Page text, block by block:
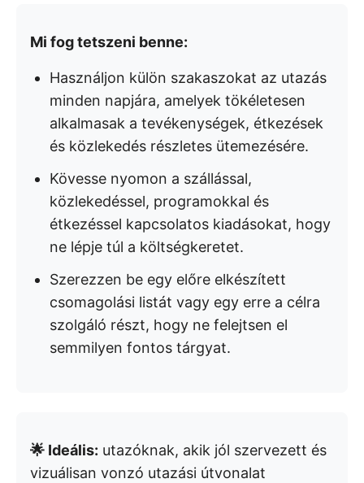
Mi fog tetszeni benne:
Használjon külön szakaszokat az utazás
minden napjára, amelyek tökéletesen
alkalmasak a tevékenységek, étkezések
és közlekedés részletes ütemezésére.
Kövesse nyomon a szállással,
közlekedéssel, programokkal és
étkezéssel kapcsolatos kiadásokat, hogy
ne lépje túl a költségkeretet.
Szerezzen be egy előre elkészített
csomagolási listát vagy egy erre a célra
szolgáló részt, hogy ne felejtsen el
semmilyen fontos tárgyat.
🌟 Ideális: utazóknak, akik jól szervezett és
vizuálisan vonzó utazási útvonalat